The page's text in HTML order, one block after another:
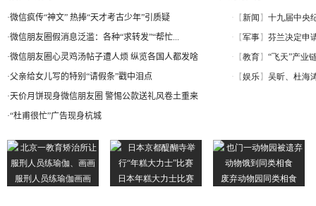
·微信疯传“神文” 热捧“天才考古少年”引质疑
·微信朋友圈假消息泛滥：各种“求转发”“帮忙...
·微信朋友圈心灵鸡汤帖子遭人烦 纵览各国人都发啥
·父亲给女儿写的特别“请假条”戳中泪点
·天价月饼现身微信朋友圈 警惕公款送礼风卷土重来
·“杜甫很忙”广告现身杭城